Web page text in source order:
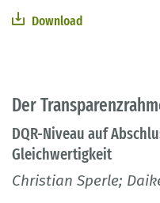
Download
Der
DQR-Niveau auf
Gleichwertigkeit
Christian Sperle;